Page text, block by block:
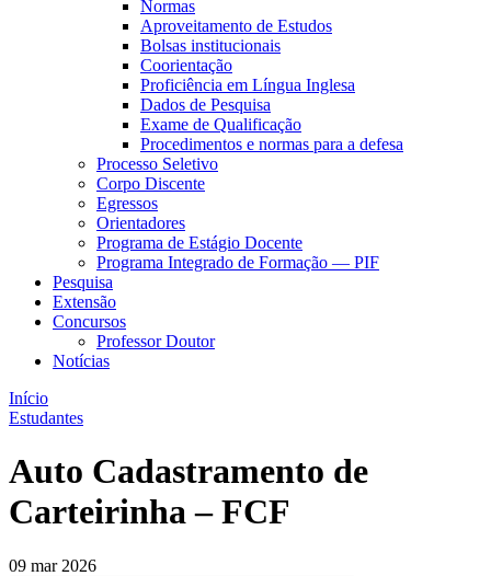
Normas
Aproveitamento de Estudos
Bolsas institucionais
Coorientação
Proficiência em Língua Inglesa
Dados de Pesquisa
Exame de Qualificação
Procedimentos e normas para a defesa
Processo Seletivo
Corpo Discente
Egressos
Orientadores
Programa de Estágio Docente
Programa Integrado de Formação — PIF
Pesquisa
Extensão
Concursos
Professor Doutor
Notícias
Início
Estudantes
Auto Cadastramento de
Carteirinha – FCF
09 mar 2026